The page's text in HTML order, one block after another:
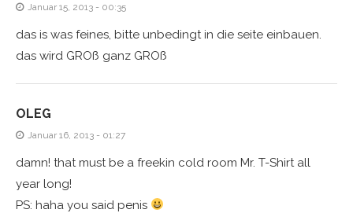
Januar 15, 2013 - 00:35
das is was feines, bitte unbedingt in die seite einbauen.
das wird GROß ganz GROß
OLEG
Januar 16, 2013 - 01:27
damn! that must be a freekin cold room Mr. T-Shirt all
year long!
PS: haha you said penis